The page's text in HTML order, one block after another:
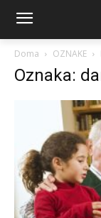
Doma OZNAKE
Oznaka: